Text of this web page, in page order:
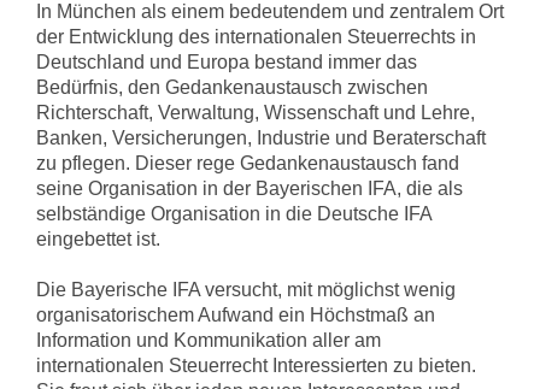
In München als einem bedeutendem und zentralem Ort
der Entwicklung des internationalen Steuerrechts in
Deutschland und Europa bestand immer das
Bedürfnis, den Gedankenaustausch zwischen
Richterschaft, Verwaltung, Wissenschaft und Lehre,
Banken, Versicherungen, Industrie und Beraterschaft
zu pflegen. Dieser rege Gedankenaustausch fand
seine Organisation in der Bayerischen IFA, die als
selbständige Organisation in die Deutsche IFA
eingebettet ist.
Die Bayerische IFA versucht, mit möglichst wenig
organisatorischem Aufwand ein Höchstmaß an
Information und Kommunikation aller am
internationalen Steuerrecht Interessierten zu bieten.